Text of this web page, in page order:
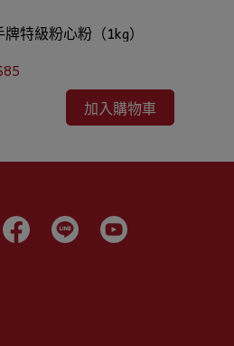
特級粉心粉（1kg）
加入購物車